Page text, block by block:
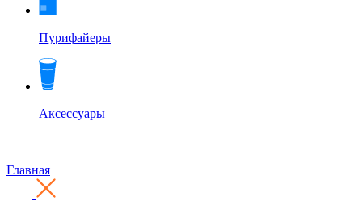
Пурифайеры
Аксессуары
Главная